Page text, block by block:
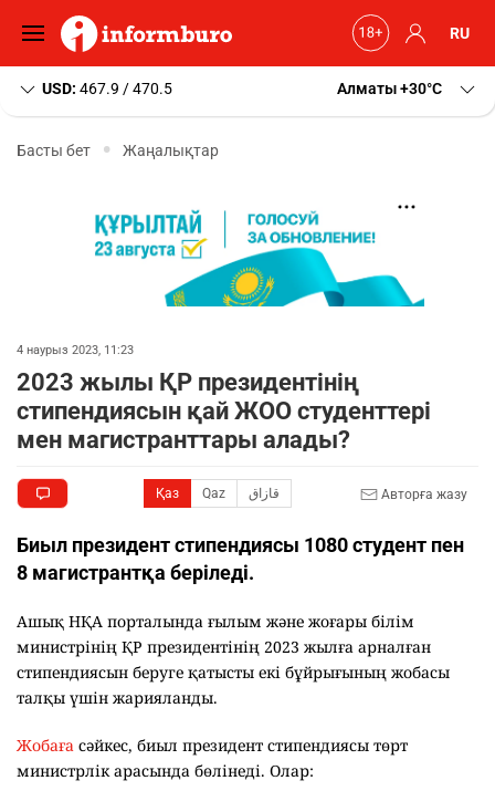
RU
USD: 467.9 / 470.5 Алматы+30 C
Басты бет Жаңалықтар
4 наурыз 2023, 11:23
2023 жылы ҚР президентінің
стипендиясын қай ЖОО студенттері
мен магистранттары алады?
Қаз Qaz قازاق Авторға жазу
Биыл президент стипендиясы 1080 студент пен
8 магистрантқа беріледі.
Ашық НҚА порталында ғылым және жоғары білім
министрінің ҚР президентінің 2023 жылға арналған
стипендиясын беруге қатысты екі бұйрығының жобасы
талқы үшін жарияланды.
Жобаға сәйкес, биыл президент стипендиясы төрт
министрлік арасында бөлінеді. Олар: